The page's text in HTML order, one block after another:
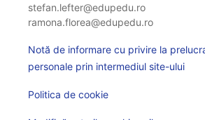
stefan.lefter@edupedu.ro
ramona.florea@edupedu.ro
Notă de informare cu privire la
personale prin intermediul site-ului
Politica de cookie